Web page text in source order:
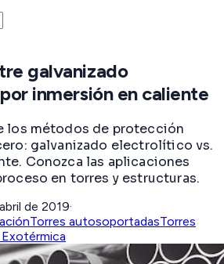
galvanizado
inmersión en caliente
los métodos de protección
galvanizado electrolítico vs.
Conozca las aplicaciones
en torres y estructuras.
de 2019·
Torres autosoportadasTorres